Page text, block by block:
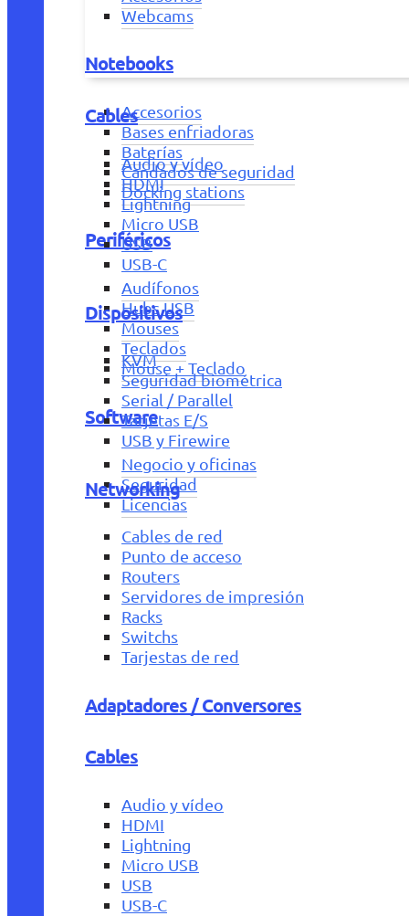
Webcams
Notebooks
Accesorios
Bases enfriadoras
Baterías
Candados de seguridad
Docking stations
Periféricos
Audífonos
Hubs USB
Mouses
Teclados
Mouse + Teclado
Software
Negocio y oficinas
Seguridad
Licencias
Cables
Audio y vídeo
HDMI
Lightning
Micro USB
USB
USB-C
Dispositivos
KVM
Seguridad biométrica
Serial / Parallel
Tarjetas E/S
USB y Firewire
Networking
Cables de red
Punto de acceso
Routers
Servidores de impresión
Racks
Switchs
Tarjestas de red
Adaptadores / Conversores
Cables
Audio y vídeo
HDMI
Lightning
Micro USB
USB
USB-C